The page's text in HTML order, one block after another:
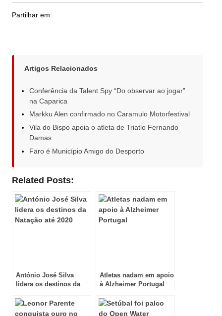
Partilhar em:
Artigos Relacionados
Conferência da Talent Spy “Do observar ao jogar”
na Caparica
Markku Alen confirmado no Caramulo Motorfestival
Vila do Bispo apoia o atleta de Triatlo Fernando
Damas
Faro é Município Amigo do Desporto
Related Posts:
António José Silva
lidera os destinos da
Atletas nadam em apoio
à Alzheimer Portugal